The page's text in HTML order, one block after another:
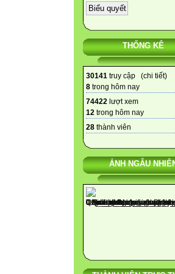
THỐNG KÊ
30141 truy cập (chi tiết)
8 trong hôm nay
74422 lượt xem
12 trong hôm nay
28 thành viên
ẢNH NGẪU